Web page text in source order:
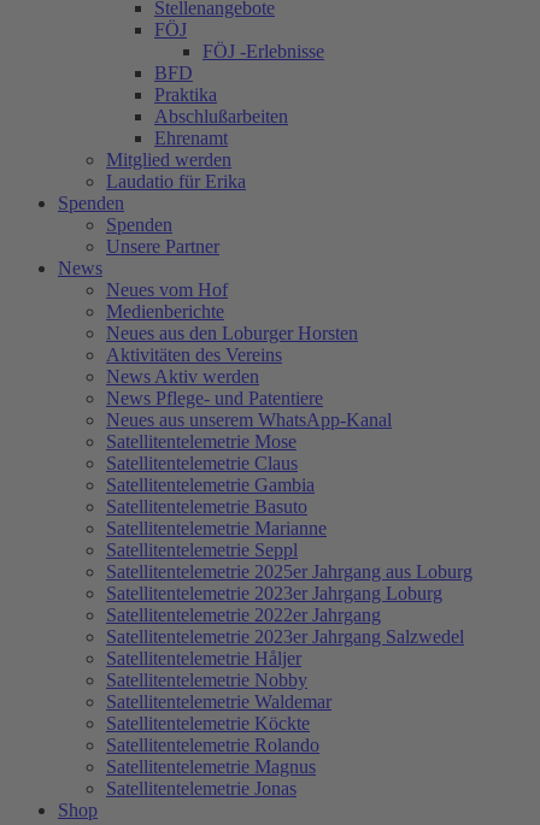
Stellenangebote
FÖJ
FÖJ -Erlebnisse
BFD
Praktika
Abschlußarbeiten
Ehrenamt
Mitglied werden
Laudatio für Erika
Spenden
Spenden
Unsere Partner
News
Neues vom Hof
Medienberichte
Neues aus den Loburger Horsten
Aktivitäten des Vereins
News Aktiv werden
News Pflege- und Patentiere
Neues aus unserem WhatsApp-Kanal
Satellitentelemetrie Mose
Satellitentelemetrie Claus
Satellitentelemetrie Gambia
Satellitentelemetrie Basuto
Satellitentelemetrie Marianne
Satellitentelemetrie Seppl
Satellitentelemetrie 2025er Jahrgang aus Loburg
Satellitentelemetrie 2023er Jahrgang Loburg
Satellitentelemetrie 2022er Jahrgang
Satellitentelemetrie 2023er Jahrgang Salzwedel
Satellitentelemetrie Håljer
Satellitentelemetrie Nobby
Satellitentelemetrie Waldemar
Satellitentelemetrie Köckte
Satellitentelemetrie Rolando
Satellitentelemetrie Magnus
Satellitentelemetrie Jonas
Shop